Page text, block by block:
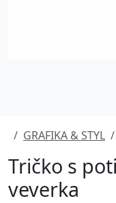
GRAFIKA & STYL
Tričko s
veverka